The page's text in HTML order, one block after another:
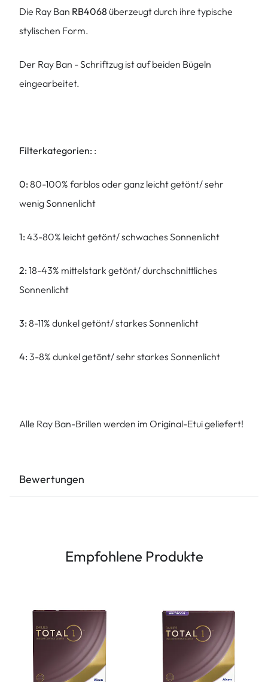
Die Ray Ban RB4068 überzeugt durch ihre typische
stylischen Form.
Der Ray Ban - Schriftzug ist auf beiden Bügeln
eingearbeitet.
Filterkategorien: :
0: 80-100% farblos oder ganz leicht getönt/ sehr
wenig Sonnenlicht
1: 43-80% leicht getönt/ schwaches Sonnenlicht
2: 18-43% mittelstark getönt/ durchschnittliches
Sonnenlicht
3: 8-11% dunkel getönt/ starkes Sonnenlicht
4: 3-8% dunkel getönt/ sehr starkes Sonnenlicht
Alle Ray Ban-Brillen werden im Original-Etui geliefert!
Bewertungen
Empfohlene Produkte